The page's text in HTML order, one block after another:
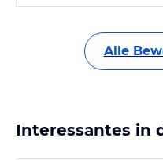
Alle
Interessantes in